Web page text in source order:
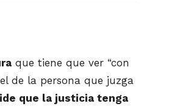
que tiene que ver “con
de la persona que juzga
que la justicia tenga